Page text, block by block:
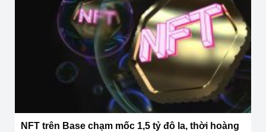
NFT trên Base chạm mốc 1,5 tỷ đô la, thời hoàng